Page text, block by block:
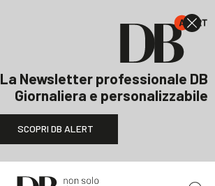
La Newsletter professionale DB
Giornaliera e personalizzabile
SCOPRI DB ALERT